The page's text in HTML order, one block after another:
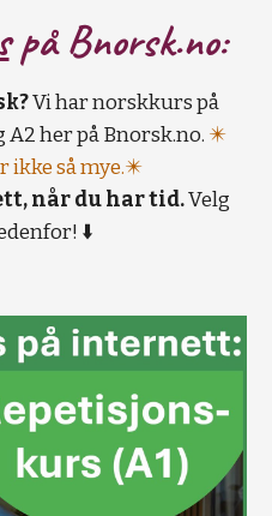
på Bnorsk.no:
Vi har norskkurs på
A2 her på Bnorsk.no. ✴️
ikke så mye.✴️
når du har tid.Velg
⬇️